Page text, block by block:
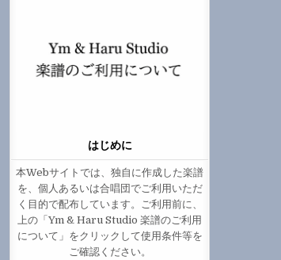
はじめに
本Webサイトでは、独自に作成した楽譜
を、個人あるいは合唱団でご利用いただ
く目的で配布しています。ご利用前に、
上の「Ym & Haru Studio 楽譜のご利用
について」をクリックして使用条件等を
ご確認ください。